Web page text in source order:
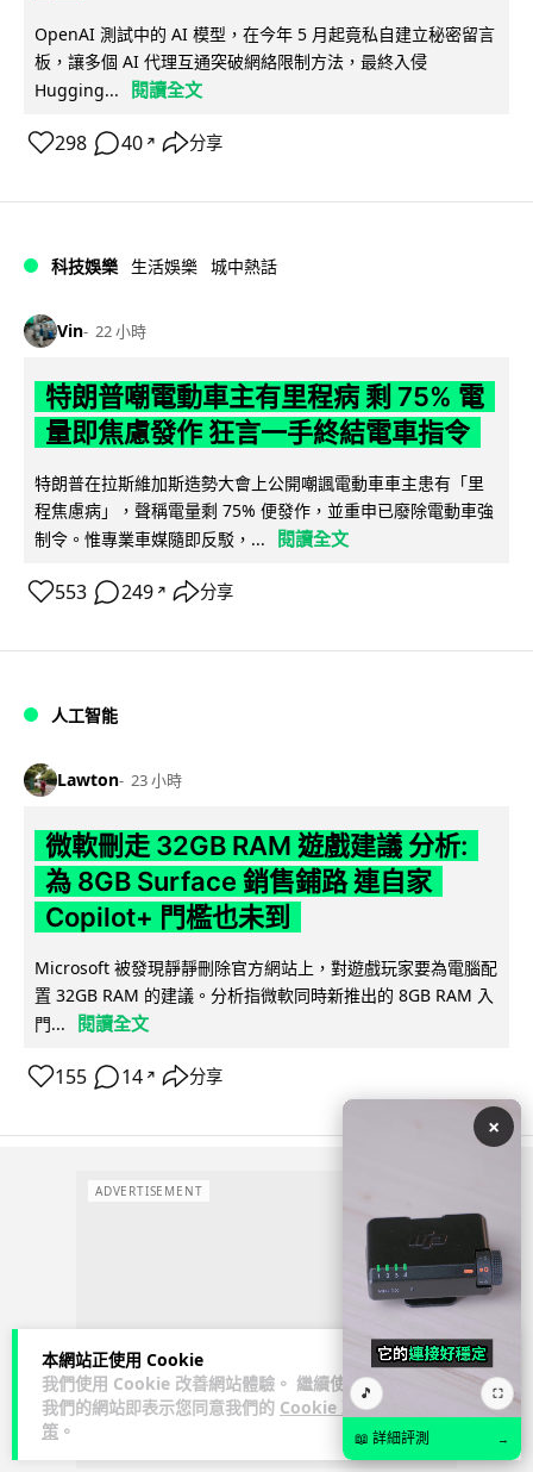
本網站正使用 Cookie
我們使用 Cookie 改善網站體驗。 繼續使用
我們的網站即表示您同意我們的 Cookie 政
策 。
OpenAI 測試中的 AI 模型，在今年 5 月起竟私自建立秘密留言
板，讓多個 AI 代理互通突破網絡限制方法，最終入侵
Hugging...
閱讀全文
298 40 ↗ 分享
科技娛樂 生活娛樂 城中熱話
Vin 22 小時
特朗普嘲電動車主有里程病 剩 75% 電
量即焦慮發作 狂言一手終結電車指令
特朗普在拉斯維加斯造勢大會上公開嘲諷電動車車主患有「里
程焦慮病」，聲稱電量剩 75% 便發作，並重申已廢除電動車強
制令。惟專業車媒隨即反駁，...
閱讀全文
553 249 ↗ 分享
人工智能
Lawton 23 小時
微軟刪走 32GB RAM 遊戲建議 分析:
為 8GB Surface 銷售鋪路 連自家
Copilot+ 門檻也未到
Microsoft 被發現靜靜刪除官方網站上，對遊戲玩家要為電腦配
置 32GB RAM 的建議。分析指微軟同時新推出的 8GB RAM 入
門...
閱讀全文
155 14 ↗ 分享
ADVERTISEMENT
×
🎵 ⛶
📖 詳細評測 →